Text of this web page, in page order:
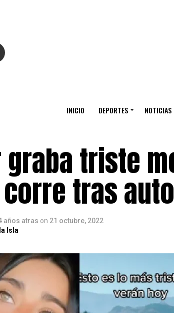
INICIO DEPORTES NOTICIAS
triste
tras
años atras on 21 octubre, 2022
Isla